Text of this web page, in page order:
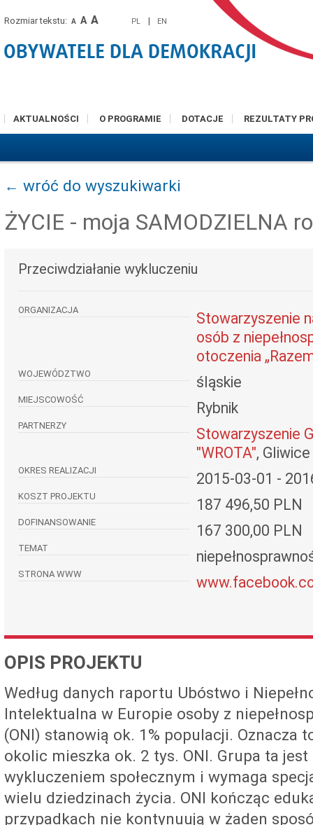
Rozmiar tekstu: A A A PL | EN
AKTUALNOŚCI O PROGRAMIE DOTACJE REZULTATY
← wróć do wyszukiwarki
ŻYCIE - moja SAMODZIELNA
Przeciwdziałanie wykluczeniu
ORGANIZACJA
Stowarzyszenie
osób z
otoczenia
WOJEWÓDZTWO śląskie
MIEJSCOWOŚĆ Rybnik
PARTNERZY
Stowarzyszenie
"WROTA", Gliwice
OKRES REALIZACJI 2015-03-01 -
KOSZT PROJEKTU 187 496,50 PLN
DOFINANSOWANIE 167 300,00 PLN
TEMAT
STRONA WWW
OPIS PROJEKTU
Według danych raportu Ubóstwo i
Intelektualna w Europie osoby z
(ONI) stanowią ok. 1% populacji. Oznacza
okolic mieszka ok. 2 tys. ONI. Grupa ta
wykluczeniem społecznym i wymaga
wielu dziedzinach życia. ONI kończąc
przypadkach nie kontynuują w żaden